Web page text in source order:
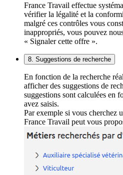
France Travail effectue
vérifier la légalité et la
malgré ces contrôles vous
inappropriés, vous pouvez
« Signaler cette offre ».
8. Suggestions de recherche
En fonction de la recherche
afficher des suggestions de
suggestions sont calculées en
avez saisis.
Par exemple si vous cherchez
France Travail peut vous